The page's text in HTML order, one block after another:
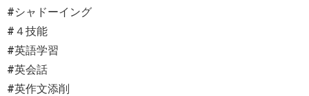
#シャドーイング
#４技能
#英語学習
#英会話
#英作文添削